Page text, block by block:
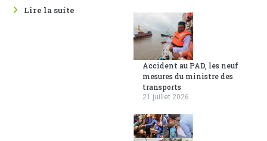
Lire la suite
Accident au PAD, les neuf
mesures du ministre des
transports
21 juillet 2026